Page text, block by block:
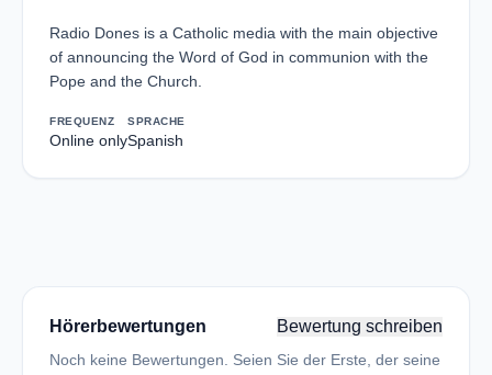
Radio Dones is a Catholic media with the main objective
of announcing the Word of God in communion with the
Pope and the Church.
FREQUENZ
Online only
SPRACHE
Spanish
Hörerbewertungen Bewertung schreiben
Noch keine Bewertungen. Seien Sie der Erste, der seine